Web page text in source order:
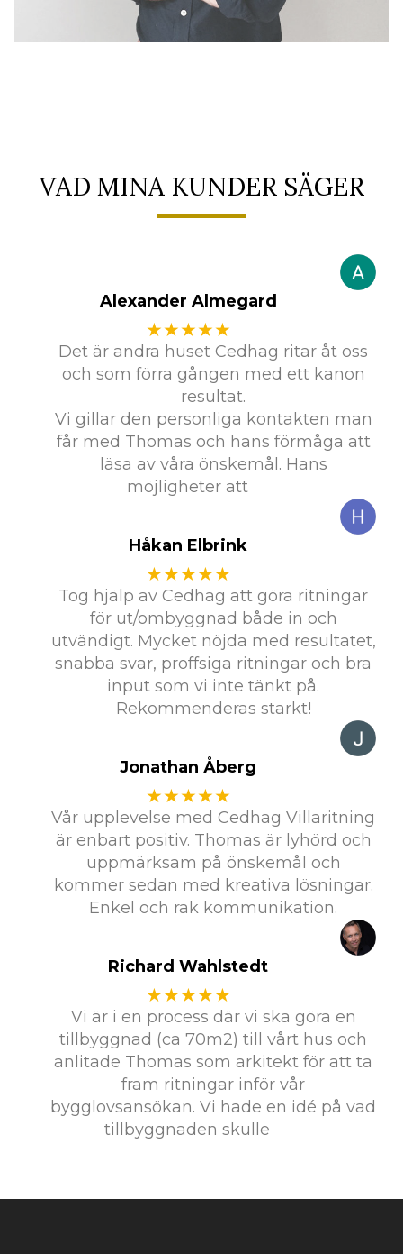
VAD MINA KUNDER SÄGER
Alexander Almegard
★★★★★
Det är andra huset Cedhag ritar åt oss
och som förra gången med ett kanon
resultat.
Vi gillar den personliga kontakten man
får med Thomas och hans förmåga att
läsa av våra önskemål. Hans
möjligheter att
Håkan Elbrink
★★★★★
Tog hjälp av Cedhag att göra ritningar
för ut/ombyggnad både in och
utvändigt. Mycket nöjda med resultatet,
snabba svar, proffsiga ritningar och bra
input som vi inte tänkt på.
Rekommenderas starkt!
Jonathan Åberg
★★★★★
Vår upplevelse med Cedhag Villaritning
är enbart positiv. Thomas är lyhörd och
uppmärksam på önskemål och
kommer sedan med kreativa lösningar.
Enkel och rak kommunikation.
Richard Wahlstedt
★★★★★
Vi är i en process där vi ska göra en
tillbyggnad (ca 70m2) till vårt hus och
anlitade Thomas som arkitekt för att ta
fram ritningar inför vår
bygglovsansökan. Vi hade en idé på vad
tillbyggnaden skulle